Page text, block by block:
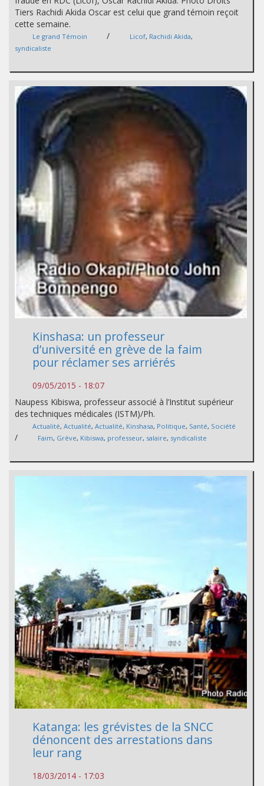
Tiers Rachidi Akida Oscar est celui que grand témoin reçoit
cette semaine.
Le grand Témoin / Licof, Rachidi Akida,
syndicaliste
Kinshasa: un professeur
d’université en grève de la faim
pour réclamer ses arriérés
09/05/2015 - 18:07
Naupess Kibiswa, professeur associé à l’Institut supérieur
des techniques médicales (ISTM)/Ph.
Actualité, Actualité, Actualité, Kinshasa, Politique, Santé, Société
/ Faim, Grève, Kibiswa, professeur, salaire, syndicaliste
Katanga: les grévistes de la SNCC
dénoncent des arrestations dans
leur rang
18/03/2014 - 17:03